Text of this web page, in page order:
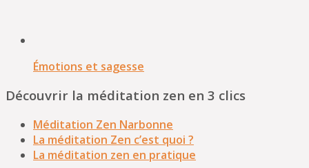
Émotions et sagesse
Découvrir la méditation zen en 3 clics
Méditation Zen Narbonne
La méditation Zen c’est quoi ?
La méditation zen en pratique